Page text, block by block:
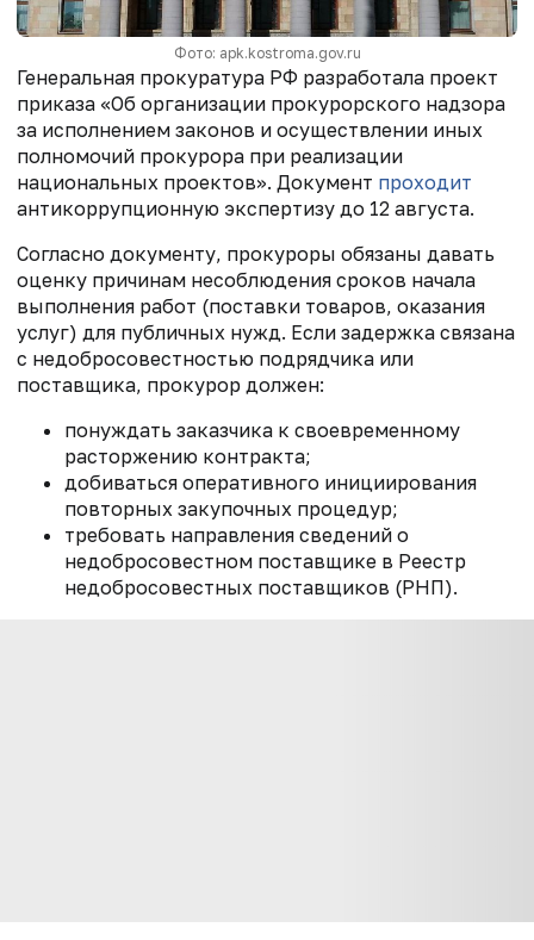
Фото: apk.kostroma.gov.ru
Генеральная прокуратура РФ разработала проект
приказа «Об организации прокурорского надзора
за исполнением законов и осуществлении иных
полномочий прокурора при реализации
национальных проектов». Документ проходит
антикоррупционную экспертизу до 12 августа.
Согласно документу, прокуроры обязаны давать
оценку причинам несоблюдения сроков начала
выполнения работ (поставки товаров, оказания
услуг) для публичных нужд. Если задержка связана
с недобросовестностью подрядчика или
поставщика, прокурор должен:
понуждать заказчика к своевременному
расторжению контракта;
добиваться оперативного инициирования
повторных закупочных процедур;
требовать направления сведений о
недобросовестном поставщике в Реестр
недобросовестных поставщиков (РНП).